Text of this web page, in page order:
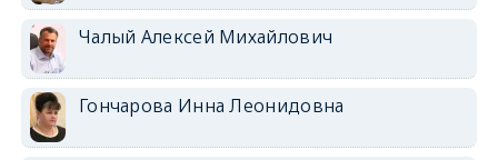
Чалый Алексей Михайлович
Гончарова Инна Леонидовна